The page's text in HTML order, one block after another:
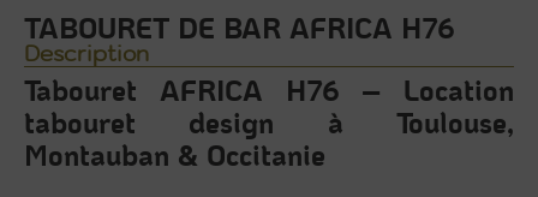
TABOURET DE BAR AFRICA H76
Description
Tabouret AFRICA H76 – Location
tabouret design à Toulouse,
Montauban & Occitanie